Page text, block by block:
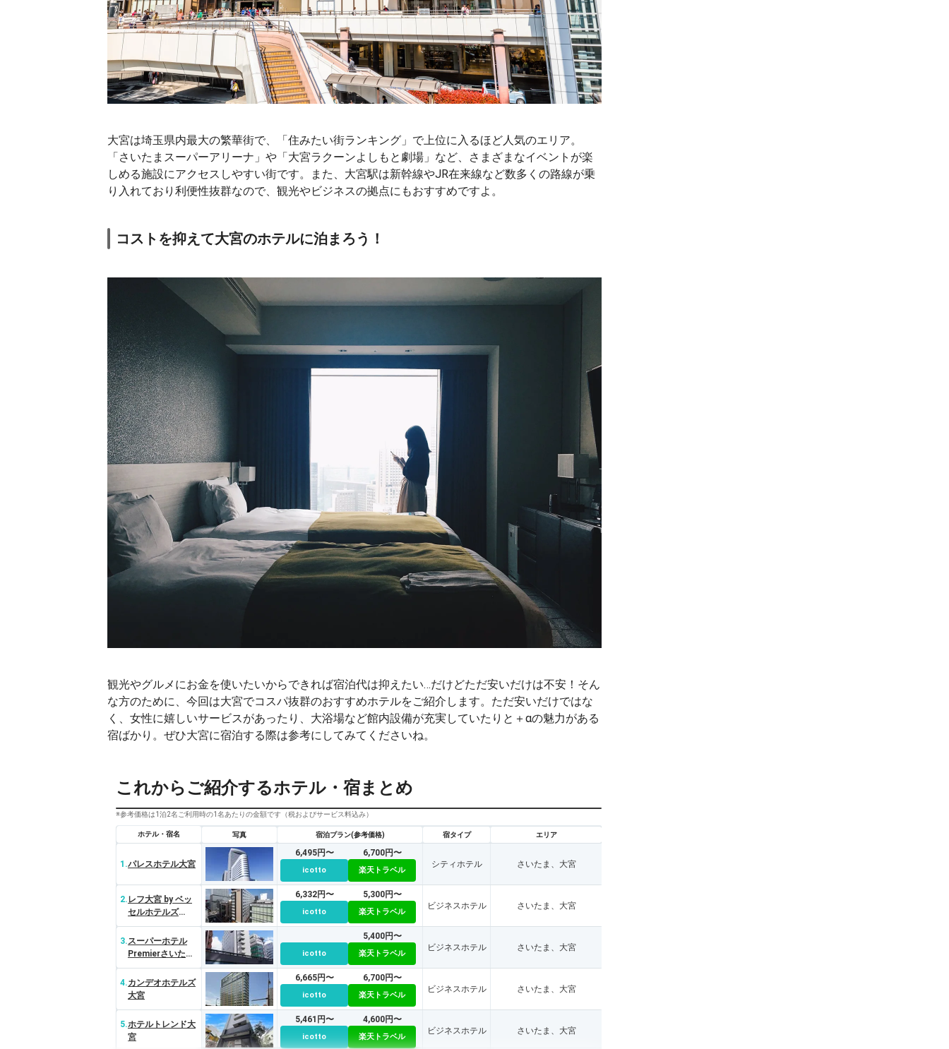
大宮は埼玉県内最大の繁華街で、「住みたい街ランキング」で上位に入るほど人気のエリア。
「さいたまスーパーアリーナ」や「大宮ラクーンよしもと劇場」など、さまざまなイベントが楽
しめる施設にアクセスしやすい街です。また、大宮駅は新幹線やJR在来線など数多くの路線が乗
り入れており利便性抜群なので、観光やビジネスの拠点にもおすすめですよ。
コストを抑えて大宮のホテルに泊まろう！
観光やグルメにお金を使いたいからできれば宿泊代は抑えたい…だけどただ安いだけは不安！そん
な方のために、今回は大宮でコスパ抜群のおすすめホテルをご紹介します。ただ安いだけではな
く、女性に嬉しいサービスがあったり、大浴場など館内設備が充実していたりと＋αの魅力がある
宿ばかり。ぜひ大宮に宿泊する際は参考にしてみてくださいね。
これからご紹介するホテル・宿まとめ
※参考価格は1泊2名ご利用時の1名あたりの金額です（税およびサービス料込み）
ホテル・宿名 写真 宿泊プラン(参考価格) 宿タイプ エリア
1.パレスホテル大宮
6,495円〜
icotto
6,700円〜
楽天トラベル
シティホテル さいたま、大宮
2. レフ大宮 by ベッ
セルホテルズ
（REF Omiya）
6,332円〜
icotto
5,300円〜
楽天トラベル
ビジネスホテル さいたま、大宮
3.スーパーホテル
Premierさいた
ま・大宮駅東口
icotto
5,400円〜
楽天トラベル
ビジネスホテル さいたま、大宮
4.カンデオホテルズ
大宮
6,665円〜
icotto
6,700円〜
楽天トラベル
ビジネスホテル さいたま、大宮
5.ホテルトレンド大
宮
5,461円〜
icotto
4,600円〜
楽天トラベル
ビジネスホテル さいたま、大宮